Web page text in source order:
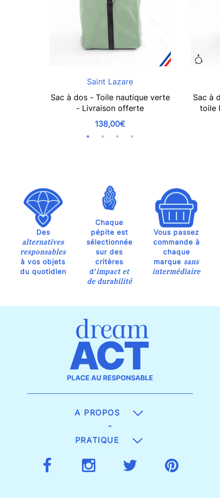
Saint Lazare
Sac à dos - Toile nautique verte
- Livraison offerte
138,00€
Sac à
toile
Des
alternatives
responsables
à vos objets
du quotidien
Chaque
pépite est
sélectionnée
sur des
critères
d'impact et
de durabilité
Vous passez
commande à
chaque
marque sans
intermédiaire
A PROPOS
-
PRATIQUE